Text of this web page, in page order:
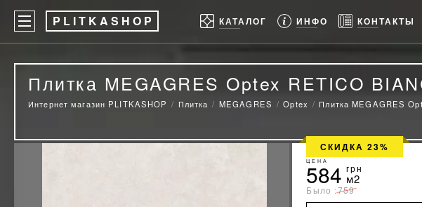
P LITKASHOP КАТАЛОГ ИНФО КОНТАКТЫ
Плитка MEGAGRES Optex RETICO
Интернет магазин PLITKASHOP Плитка MEGAGRES Optex Плитка MEGAGRES
СКИДКА 23%
ЦЕНА
584 грн
м2
Было :759